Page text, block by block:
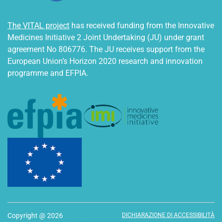
The VITAL project has received funding from the Innovative
Medicines Initiative 2 Joint Undertaking (JU) under grant
agreement No 806776. The JU receives support from the
European Union’s Horizon 2020 research and innovation
programme and EFPIA.
Copyright @ 2026
DICHIARAZIONE DI ACCESSIBILITÀ